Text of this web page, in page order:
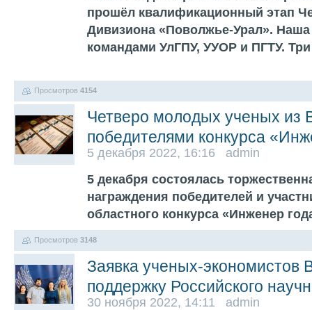
прошёл квалификационный этап
Дивизиона «Поволжье-Урал».
командами УлГПУ, УУОР и ПГТУ.
Просмотров 4154
Четверо молодых ученых из
победителями конкурса
5 декабря 2022, 16:16 admin
5 декабря состоялась
награждения победителей и
областного конкурса «Инженер
Просмотров 3148
Заявка ученых-экономистов
поддержку Российского
30 ноября 2022, 14:11 admin